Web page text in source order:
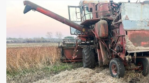
російських
окупантів
34
артсистеми:
Генштаб
оновив
втрати